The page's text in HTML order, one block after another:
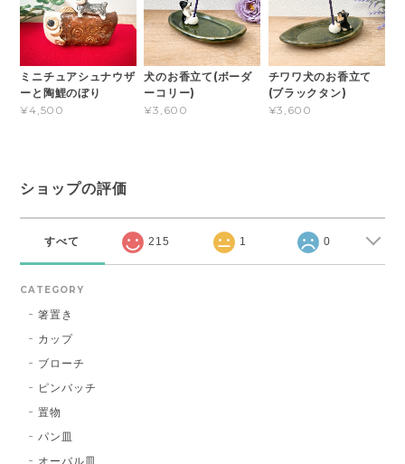
ミニチュアシュナウザ
ーと陶鯉のぼり
¥4,500
犬のお香立て(ボーダ
ーコリー)
¥3,600
チワワ犬のお香立て
(ブラックタン)
¥3,600
ショップの評価
すべて 215 1 0
CATEGORY
箸置き
カップ
ブローチ
ピンバッチ
置物
パン皿
オーバル皿